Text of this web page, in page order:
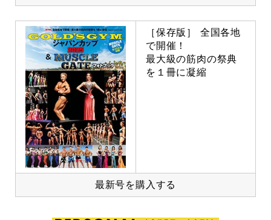
［保存版］ 全国各地
で開催！
最大級の筋肉の祭典
を１冊に凝縮
最新号を購入する